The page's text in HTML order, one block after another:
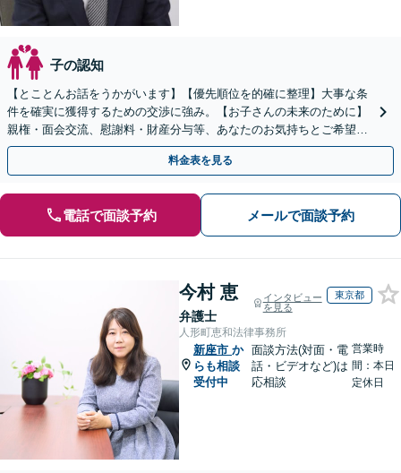
子の認知
【とことんお話をうかがいます】【優先順位を的確に整理】大事な条
件を確実に獲得するための交渉に強み。【お子さんの未来のために】
親権・面会交流、慰謝料・財産分与等、あなたのお気持ちとご希望を
聞かせてください！【完全個室／子連れ相談可】
料金表を見る
電話で面談予約 メールで面談予約
今村 恵
弁護士
インタビュー
を見る
東京都
人形町恵和法律事務所
新座市 か
らも相談
受付中
面談方法(対面・電
話・ビデオなど)は
応相談
営業時
間：本日
定休日